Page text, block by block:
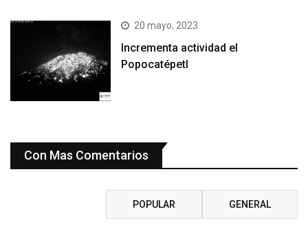
20 mayo, 2023
Incrementa actividad el
Popocatépetl
Con Mas Comentarios
POPULAR GENERAL